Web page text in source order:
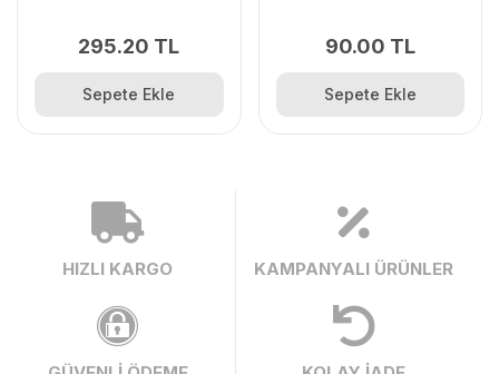
295.20 TL
Sepete Ekle
90.00 TL
Sepete Ekle
HIZLI KARGO KAMPANYALI ÜRÜNLER